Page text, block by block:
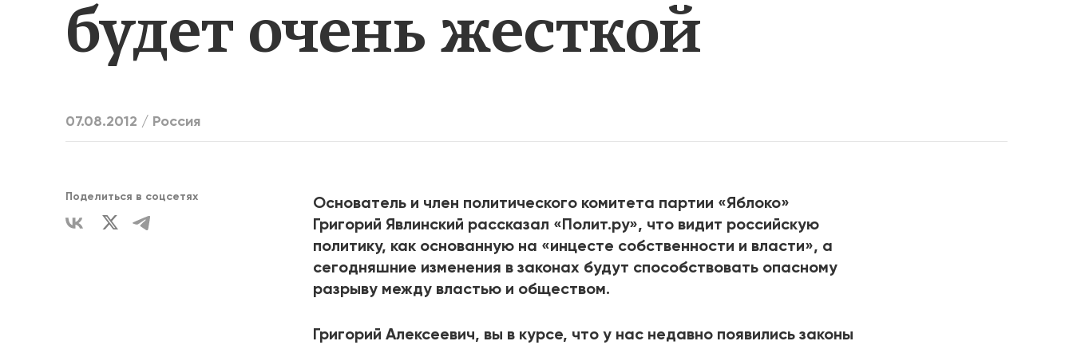
ПОДРОБНЕЕ
ЕДИНСТВЕННЫЙ ВЫХОД
2022
РОССИЯ-2022: ПРИЧИНЫ
будет очень жесткой
07.08.2012 / Россия
Поделиться в соцсетях
Основатель и член политического комитета партии «Яблоко»
Григорий Явлинский рассказал «Полит.ру», что видит российскую
политику, как основанную на «инцесте собственности и власти», а
сегодняшние изменения в законах будут способствовать опасному
разрыву между властью и обществом.
Григорий Алексеевич, вы в курсе, что у нас недавно появились законы